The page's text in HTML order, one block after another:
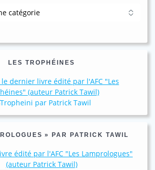
LES TROPHÉINES
le dernier livre édité par l'AFC "Les
(auteur Patrick Tawil)
» PAR PATRICK TAWIL
édité par l'AFC "Les Lamprologues"
(auteur Patrick Tawil)